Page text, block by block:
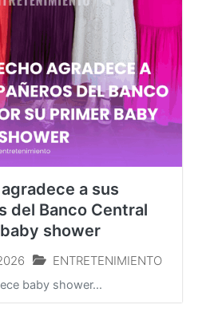
a sus
del Banco Central
shower
ENTRETENIMIENTO